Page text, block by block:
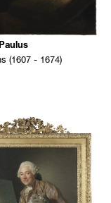
(1607 - 1674)